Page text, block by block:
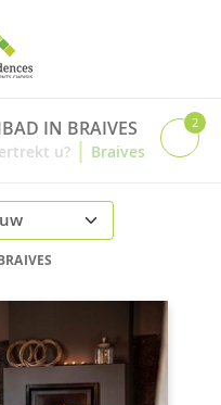
IN BRAIVES
u? | Braives
2